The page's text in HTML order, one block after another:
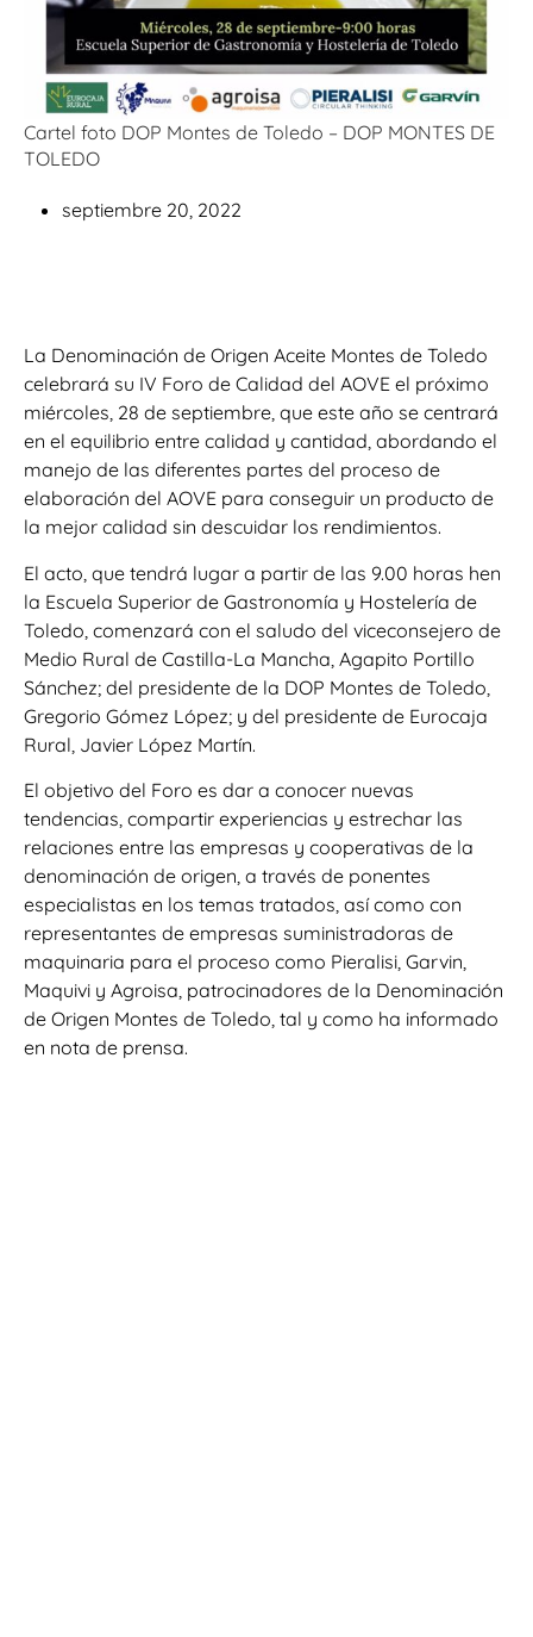
Cartel foto DOP Montes de Toledo – DOP MONTES DE
TOLEDO
septiembre 20, 2022
La Denominación de Origen Aceite Montes de Toledo
celebrará su IV Foro de Calidad del AOVE el próximo
miércoles, 28 de septiembre, que este año se centrará
en el equilibrio entre calidad y cantidad, abordando el
manejo de las diferentes partes del proceso de
elaboración del AOVE para conseguir un producto de
la mejor calidad sin descuidar los rendimientos.
El acto, que tendrá lugar a partir de las 9.00 horas hen
la Escuela Superior de Gastronomía y Hostelería de
Toledo, comenzará con el saludo del viceconsejero de
Medio Rural de Castilla-La Mancha, Agapito Portillo
Sánchez; del presidente de la DOP Montes de Toledo,
Gregorio Gómez López; y del presidente de Eurocaja
Rural, Javier López Martín.
El objetivo del Foro es dar a conocer nuevas
tendencias, compartir experiencias y estrechar las
relaciones entre las empresas y cooperativas de la
denominación de origen, a través de ponentes
especialistas en los temas tratados, así como con
representantes de empresas suministradoras de
maquinaria para el proceso como Pieralisi, Garvin,
Maquivi y Agroisa, patrocinadores de la Denominación
de Origen Montes de Toledo, tal y como ha informado
en nota de prensa.